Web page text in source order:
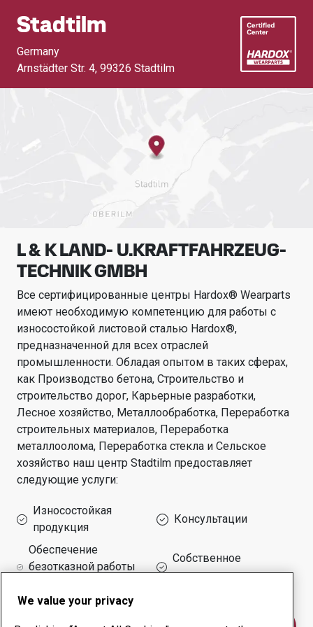
Stadtilm
Germany
Arnstädter Str. 4, 99326 Stadtilm
L & K LAND- U.KRAFTFAHRZEUG-
TECHNIK GMBH
Все сертифицированные центры Hardox® Wearparts
имеют необходимую компетенцию для работы с
износостойкой листовой сталью Hardox®,
предназначенной для всех отраслей
промышленности. Обладая опытом в таких сферах,
как Производство бетона, Строительство и
строительство дорог, Карьерные разработки,
Лесное хозяйство, Металлообработка, Переработка
строительных материалов, Переработка
металлоолома, Переработка стекла и Сельское
хозяйство наш центр Stadtilm предоставляет
следующие услуги:
Износостойкая
продукция
Консультации
Обеспечение
безотказной работы
Собственное
производство
We value your privacy